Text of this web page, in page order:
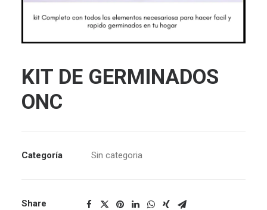
KIT DE GERMINADOS
ONC
Categoría Sin categoria
Share